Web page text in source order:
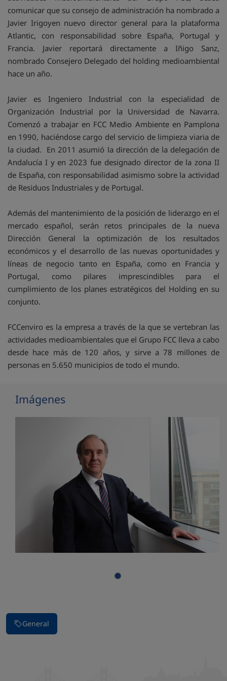
comunicar que su consejo de administración ha nombrado a
Javier Irigoyen nuevo director general para la plataforma
Atlantic, con responsabilidad sobre España, Portugal y
Francia. Javier reportará directamente a Iñigo Sanz,
nombrado Consejero Delegado del holding medioambiental
hace un año.
Javier es Ingeniero Industrial con la especialidad de
Organización Industrial por la Universidad de Navarra.
Comenzó a trabajar en FCC Medio Ambiente en Pamplona
en 1990, haciéndose cargo del servicio de limpieza viaria de
la ciudad. En 2011 asumió la dirección de la delegación de
Andalucía I y en 2023 fue designado director de la zona II
de España, con responsabilidad asimismo sobre la actividad
de Residuos Industriales y de Portugal.
Además del mantenimiento de la posición de liderazgo en el
mercado español, serán retos principales de la nueva
Dirección General la optimización de los resultados
económicos y el desarrollo de las nuevas oportunidades y
líneas de negocio tanto en España, como en Francia y
Portugal, como pilares imprescindibles para el
cumplimiento de los planes estratégicos del Holding en su
conjunto.
FCCenviro es la empresa a través de la que se vertebran las
actividades medioambientales que el Grupo FCC lleva a cabo
desde hace más de 120 años, y sirve a 78 millones de
personas en 5.650 municipios de todo el mundo.
Imágenes
General